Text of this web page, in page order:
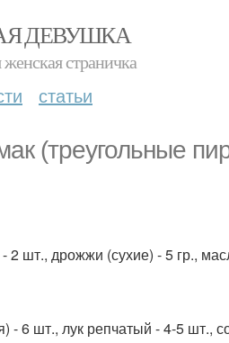
ДЕВУШКА
страничка
статьи
(треугольные
2 шт., дрожжи (сухие) - 5 гр.,
- 6 шт., лук репчатый - 4-5 шт.,